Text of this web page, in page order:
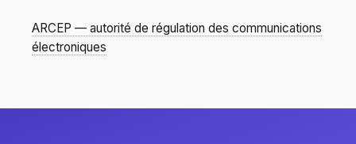
ARCEP — autorité de régulation des communications
électroniques